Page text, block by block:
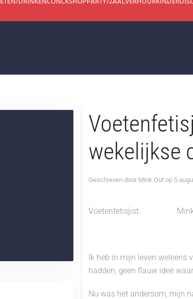
wekelijkse
Geschreven door Mink Out op 5
Voetenfetisjist. Minks
Ik heb in mijn leven weleens
hadden, geen flauw idee
Nu was het andersom, mijn